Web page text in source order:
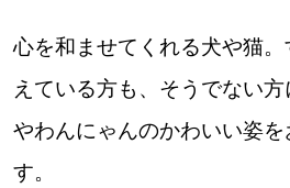
all
札幌
心を和ませてくれる犬や猫。
えている方も、そうでない
やわんにゃんのかわいい姿
す。